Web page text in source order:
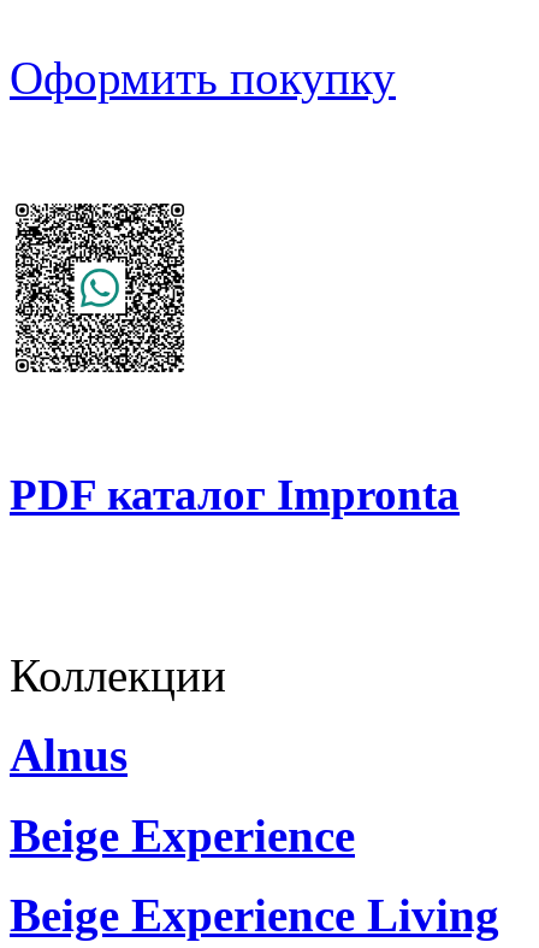
Оформить покупку
PDF каталог Impronta
Коллекции
Alnus
Beige Experience
Beige Experience Living